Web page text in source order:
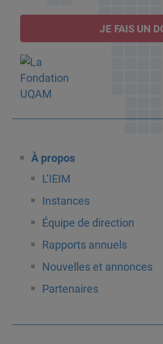
JE FAIS UN
À propos
L’IEIM
Instances
Équipe de direction
Rapports annuels
Nouvelles et annonces
Partenaires